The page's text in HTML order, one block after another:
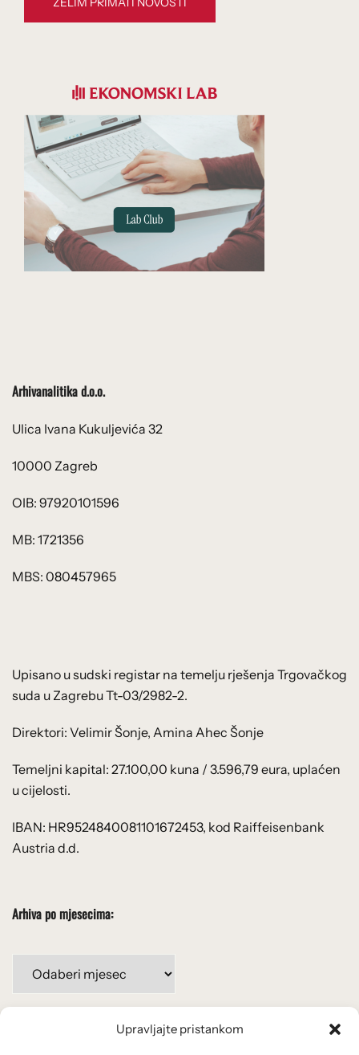
Upravljajte pristankom
Arhivanalitika d.o.o.
Ulica Ivana Kukuljevića 32
10000 Zagreb
OIB: 97920101596
MB: 1721356
MBS: 080457965
Upisano u sudski registar na temelju rješenja Trgovačkog
suda u Zagrebu Tt-03/2982-2.
Direktori: Velimir Šonje, Amina Ahec Šonje
Temeljni kapital: 27.100,00 kuna / 3.596,79 eura, uplaćen
u cijelosti.
IBAN: HR9524840081101672453, kod Raiffeisenbank
Austria d.d.
Arhiva po mjesecima:
mjesecima: